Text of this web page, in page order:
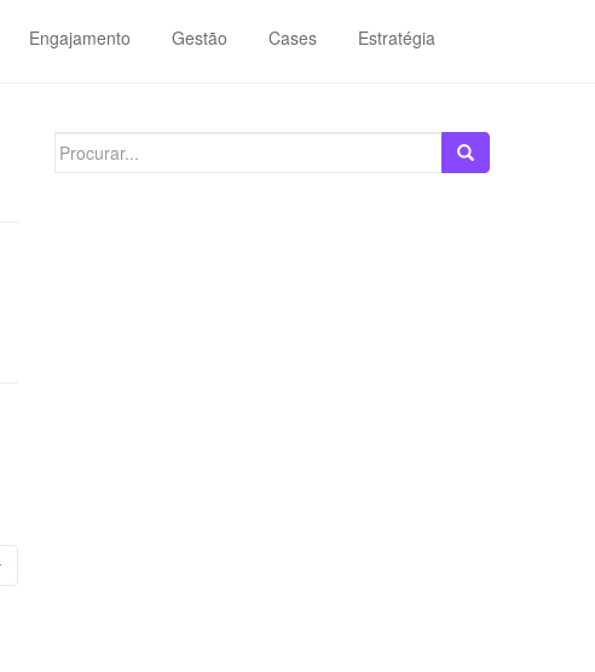
Engajamento Gestão Cases Estratégia
Search